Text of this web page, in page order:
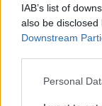
IAB’s list of
also be
Downstream
Personal
Vaizdai iš
vaiko gyvybių
Lietuvos